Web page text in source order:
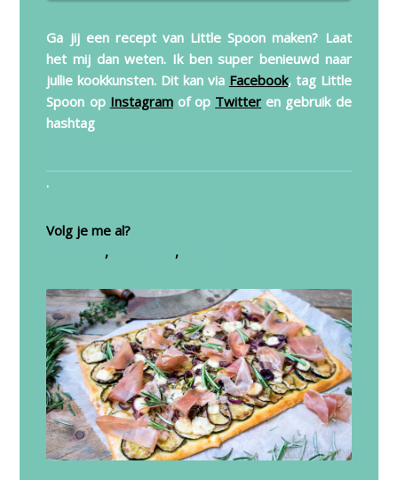
Ga jij een recept van Little Spoon maken? Laat
het mij dan weten. Ik ben super benieuwd naar
jullie kookkunsten. Dit kan via Facebook, tag Little
Spoon op Instagramof op Twitter en gebruik de
hashtag
.
Volg je me al?
, ,